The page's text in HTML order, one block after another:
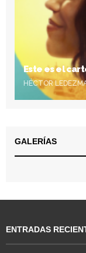
Este es el
HÉCTOR
GALERÍAS
ENTRADAS